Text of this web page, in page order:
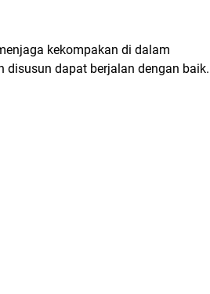
kekompakan di dalam
disusun dapat berjalan dengan baik.